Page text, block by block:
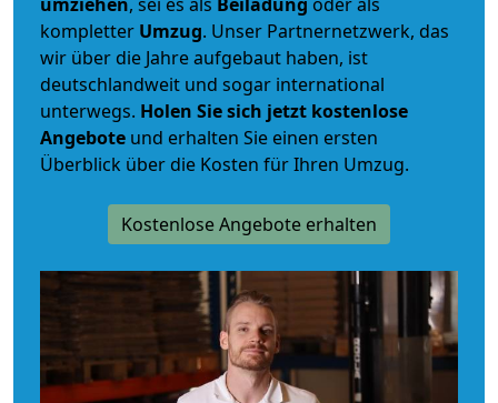
kompletter Umzug. Unser Partnernetzwerk, das
wir über die Jahre aufgebaut haben, ist
deutschlandweit und sogar international
unterwegs. Holen Sie sich jetzt kostenlose
Angebote und erhalten Sie einen ersten
Überblick über die Kosten für Ihren Umzug.
Kostenlose Angebote erhalten